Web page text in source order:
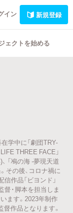
イン 新規登録
ェクトを始める
学中に「劇団TRY-
THREE FACE」
「鳰の海 -夢現天道
その後、コロナ禍に
作品「ビヨンド」
督・脚本を担当しま
ます。2023年制作
督作品となります。